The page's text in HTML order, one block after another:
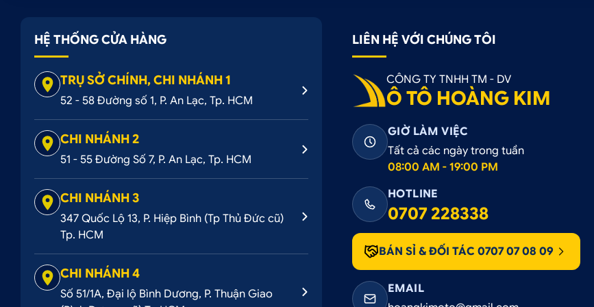
HỆ THỐNG CỬA HÀNG
TRỤ SỞ CHÍNH, CHI NHÁNH 1
52 - 58 Đường số 1, P. An Lạc, Tp. HCM
CHI NHÁNH 2
51 - 55 Đường Số 7, P. An Lạc, Tp. HCM
CHI NHÁNH 3
347 Quốc Lộ 13, P. Hiệp Bình (Tp Thủ Đức cũ)
Tp. HCM
CHI NHÁNH 4
Số 51/1A, Đại lộ Bình Dương, P. Thuận Giao
LIÊN HỆ VỚI CHÚNG TÔI
CÔNG TY TNHH TM - DV
Ô TÔ HOÀNG KIM
GIỜ LÀM VIỆC
Tất cả các ngày trong tuần
08:00 AM - 19:00 PM
HOTLINE
0707 228338
BÁN SỈ & ĐỐI TÁC 0707 07 08 09
EMAIL